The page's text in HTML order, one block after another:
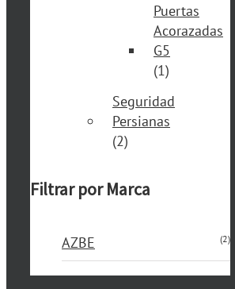
Puertas
Acorazadas
G5
(1)
Seguridad
Persianas
(2)
Filtrar por Marca
AZBE (2)